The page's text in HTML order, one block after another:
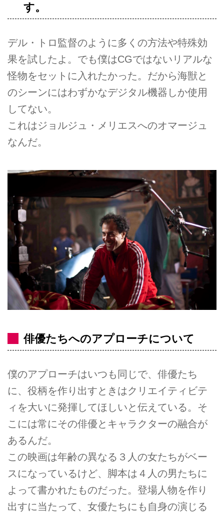
す。
デル・トロ監督のように多くの方法や特殊効
果を試したよ。でも僕はCGではないリアルな
怪物をセットに入れたかった。だから海獣と
のシーンにはわずかなデジタル機器しか使用
してない。
これはジョルジュ・メリエスへのオマージュ
なんだ。
俳優たちへのアプローチについて
僕のアプローチはいつも同じで、俳優たち
に、役柄を作り出すときはクリエイティビテ
ィを大いに発揮してほしいと伝えている。そ
こには常にその俳優とキャラクターの融合が
あるんだ。
この映画は年齢の異なる３人の女たちがベー
スになっているけど、脚本は４人の男たちに
よって書かれたものだった。登場人物を作り
出すに当たって、女優たちにも自身の演じる